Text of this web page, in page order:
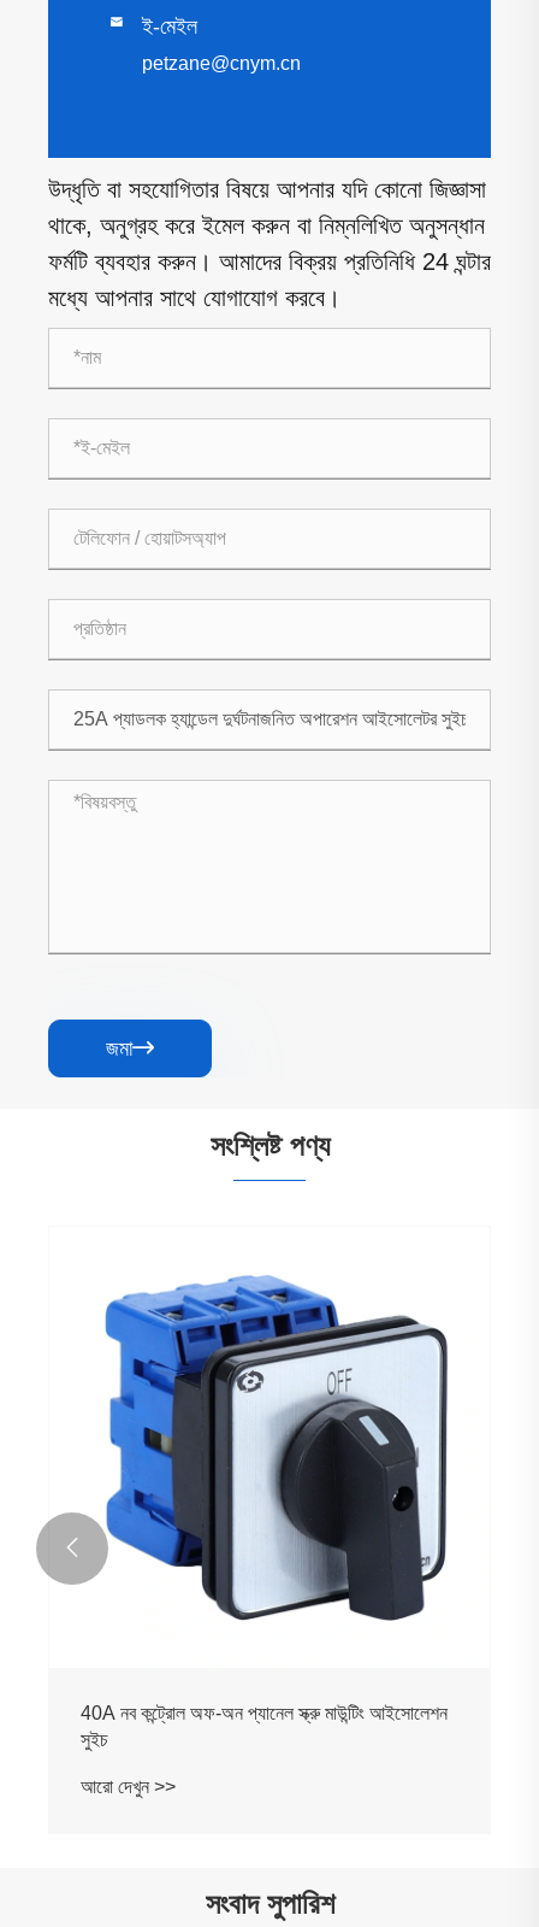
 ই-মেইল
petzane@cnym.cn
উদ্ধৃতি বা সহযোগিতার বিষয়ে আপনার যদি কোনো জিজ্ঞাসা
থাকে, অনুগ্রহ করে ইমেল করুন বা নিম্নলিখিত অনুসন্ধান
ফর্মটি ব্যবহার করুন। আমাদের বিক্রয় প্রতিনিধি 24 ঘন্টার
মধ্যে আপনার সাথে যোগাযোগ করবে।
জমা
সংশ্লিষ্ট পণ্য
40A নব কন্ট্রোল অফ-অন প্যানেল স্ক্রু মাউন্টিং আইসোলেশন
সুইচ
আরো দেখুন >>

সংবাদ সুপারিশ